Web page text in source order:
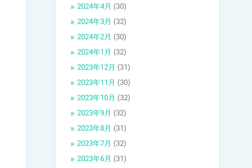
2024年4月 (30)
2024年3月 (32)
2024年2月 (30)
2024年1月 (32)
2023年12月 (31)
2023年11月 (30)
2023年10月 (32)
2023年9月 (32)
2023年8月 (31)
2023年7月 (32)
2023年6月 (31)